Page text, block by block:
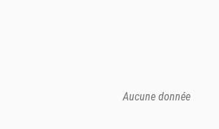
Aucune donnée